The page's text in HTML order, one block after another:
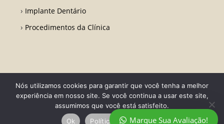
Implante Dentário
Procedimentos da Clínica
Todos os direitos reservados - Dr. Fabio Ricardo Barros | CRO RJ 31728-
Desenvolvido por LA Comunicações
Marque Sua Avaliação!
Nós utilizamos cookies para garantir que você tenha a melhor
experiência em nosso site. Se você continua a usar este site,
assumimos que você está satisfeito.
Ok
Política de privacidade